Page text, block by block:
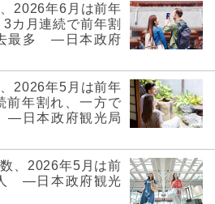
2026年6月は前年
カ月連続で前年割
最多 ―日本政府
2026年5月は前年
前年割れ、一方で
―日本政府観光局
、2026年5月は前
―日本政府観光